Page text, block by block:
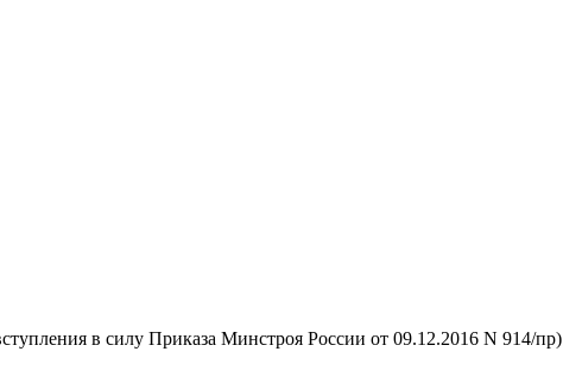
в силу Приказа Минстроя России от 09.12.2016 N 914/пр)